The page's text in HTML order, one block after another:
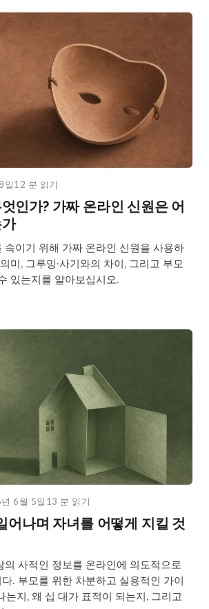
일12 분 읽기
인가? 가짜 온라인 신원은 어
속이기 위해 가짜 온라인 신원을 사용하
미, 그루밍·사기와의 차이, 그리고 부모
있는지를 알아보십시오.
6월 5일 13 분 읽기
어나며 자녀를 어떻게 지킬 것
의 사적인 정보를 온라인에 의도적으로
. 부모를 위한 차분하고 실용적인 가이
지, 왜 십 대가 표적이 되는지, 그리고